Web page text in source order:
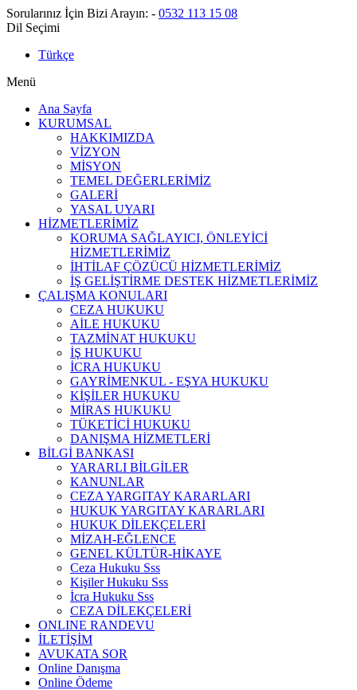
Sorularınız İçin Bizi Arayın: - 0532 113 15 08
Dil Seçimi
Türkçe
Menü
Ana Sayfa
KURUMSAL
HAKKIMIZDA
VİZYON
MİSYON
TEMEL DEĞERLERİMİZ
GALERİ
YASAL UYARI
HİZMETLERİMİZ
KORUMA SAĞLAYICI, ÖNLEYİCİ
HİZMETLERİMİZ
İHTİLAF ÇÖZÜCÜ HİZMETLERİMİZ
İŞ GELİŞTİRME DESTEK HİZMETLERİMİZ
ÇALIŞMA KONULARI
CEZA HUKUKU
AİLE HUKUKU
TAZMİNAT HUKUKU
İŞ HUKUKU
İCRA HUKUKU
GAYRİMENKUL - EŞYA HUKUKU
KİŞİLER HUKUKU
MİRAS HUKUKU
TÜKETİCİ HUKUKU
DANIŞMA HİZMETLERİ
BİLGİ BANKASI
YARARLI BİLGİLER
KANUNLAR
CEZA YARGITAY KARARLARI
HUKUK YARGITAY KARARLARI
HUKUK DİLEKÇELERİ
MİZAH-EĞLENCE
GENEL KÜLTÜR-HİKAYE
Ceza Hukuku Sss
Kişiler Hukuku Sss
İcra Hukuku Sss
CEZA DİLEKÇELERİ
ONLINE RANDEVU
İLETİŞİM
AVUKATA SOR
Online Danışma
Online Ödeme